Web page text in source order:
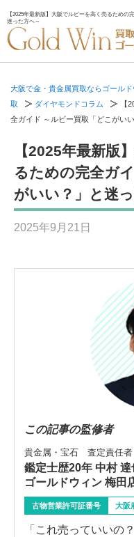
【2025年最新版】大阪でルビーを高く売るため
迷った方へ～
大阪で金・貴金属買取ならゴール
取
ダイヤモンドコラム
【
全ガイド ～ルビー買取「どこがい
【2025年最新版
るための完全ガ
がいい？」と迷
2025年9月21日
この記事の監修者
貴金属・宝石 査定責任者
鑑定士歴20年 中村 達
ゴールドウィン 梅田
古物営業許可証番号 大阪
「これ売っていいの